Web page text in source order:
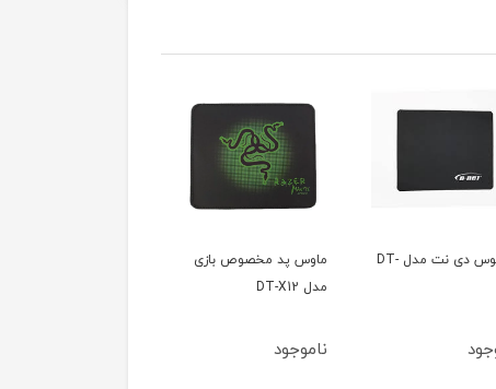
پد موس دی نت مدل DT-
ماوس پد مخصوص بازی
ناموجود